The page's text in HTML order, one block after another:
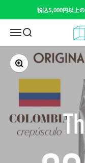
Skip to content税込5,000円以上
Open navigation menu
Open search サ
Zoom